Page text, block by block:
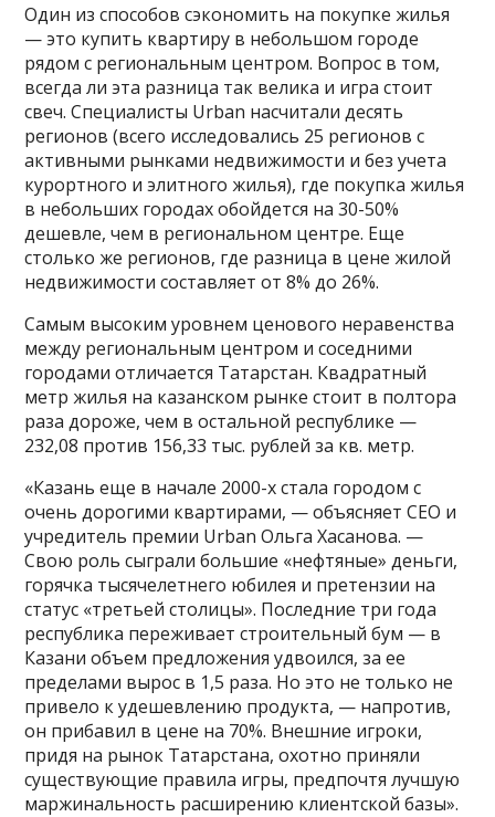
Один из способов сэкономить на покупке жилья
— это купить квартиру в небольшом городе
рядом с региональным центром. Вопрос в том,
всегда ли эта разница так велика и игра стоит
свеч. Специалисты Urban насчитали десять
регионов (всего исследовались 25 регионов с
активными рынками недвижимости и без учета
курортного и элитного жилья), где покупка жилья
в небольших городах обойдется на 30-50%
дешевле, чем в региональном центре. Еще
столько же регионов, где разница в цене жилой
недвижимости составляет от 8% до 26%.
Самым высоким уровнем ценового неравенства
между региональным центром и соседними
городами отличается Татарстан. Квадратный
метр жилья на казанском рынке стоит в полтора
раза дороже, чем в остальной республике —
232,08 против 156,33 тыс. рублей за кв. метр.
«Казань еще в начале 2000-х стала городом с
очень дорогими квартирами, — объясняет CEO и
учредитель премии Urban Ольга Хасанова. —
Свою роль сыграли большие «нефтяные» деньги,
горячка тысячелетнего юбилея и претензии на
статус «третьей столицы». Последние три года
республика переживает строительный бум — в
Казани объем предложения удвоился, за ее
пределами вырос в 1,5 раза. Но это не только не
привело к удешевлению продукта, — напротив,
он прибавил в цене на 70%. Внешние игроки,
придя на рынок Татарстана, охотно приняли
существующие правила игры, предпочтя лучшую
маржинальность расширению клиентской базы».